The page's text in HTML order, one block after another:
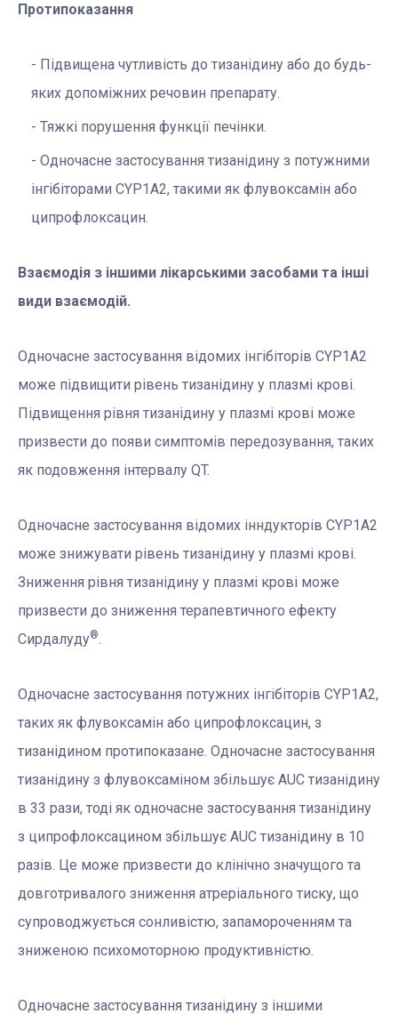
Протипоказання
Підвищена чутливість до тизанідину або до будь-
яких допоміжних речовин препарату.
Тяжкі порушення функції печінки.
Одночасне застосування тизанідину з потужними
інгібіторами CYP1A2, такими як флувоксамін або
ципрофлоксацин.
Взаємодія з іншими лікарськими засобами та інші
види взаємодій.
Одночасне застосування відомих інгібіторів CYP1A2
може підвищити рівень тизанідину у плазмі крові.
Підвищення рівня тизанідину у плазмі крові може
призвести до появи симптомів передозування, таких
як подовження інтервалу QT.
Одночасне застосування відомих інндукторів CYP1A2
може знижувати рівень тизанідину у плазмі крові.
Зниження рівня тизанідину у плазмі крові може
призвести до зниження терапевтичного ефекту
Сирдалуду®.
Одночасне застосування потужних інгібіторів CYP1A2,
таких як флувоксамін або ципрофлоксацин, з
тизанідином протипоказане. Одночасне застосування
тизанідину з флувоксаміном збільшує AUC тизанідину
в 33 рази, тоді як одночасне застосування тизанідину
з ципрофлоксацином збільшує AUC тизанідину в 10
разів. Це може призвести до клінічно значущого та
довготривалого зниження атреріального тиску, що
супроводжується сонливістю, запамороченням та
зниженою психомоторною продуктивністю.
Одночасне застосування тизанідину з іншими